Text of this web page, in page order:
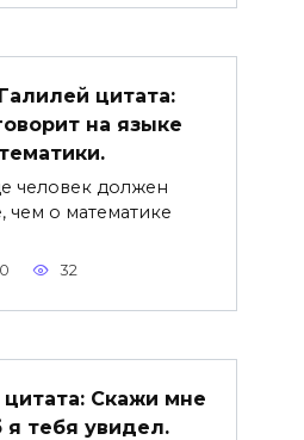
цитата:
на языке
человек должен
чем о математике
0 32
Скажи мне
я тебя увидел.